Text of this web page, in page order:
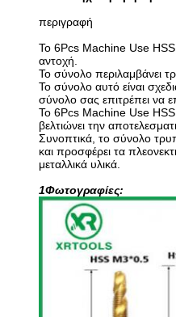
περιγραφή
Το 6Pcs Machine Use HSS
αντοχή.
Το σύνολο περιλαμβάνει
Το σύνολο αυτό είναι
σύνολο σας επιτρέπει να
Το 6Pcs Machine Use HSS
βελτιώνει την
Συνοπτικά, το σύνολο
και προσφέρει τα
μεταλλικά υλικά.
1Φωτογραφίες: